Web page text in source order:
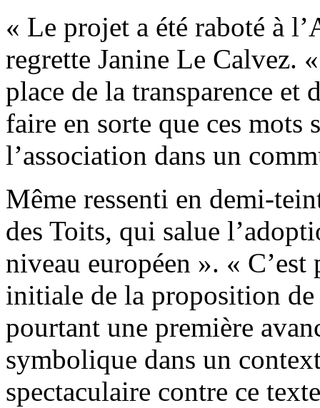
« Le projet a été raboté à
regrette Janine Le Calvez.
place de la transparence et
faire en sorte que ces mots
l’association dans un
Même ressenti en demi-
des Toits, qui salue
niveau européen ». «
initiale de la proposition
pourtant une première
symbolique dans un
spectaculaire contre ce